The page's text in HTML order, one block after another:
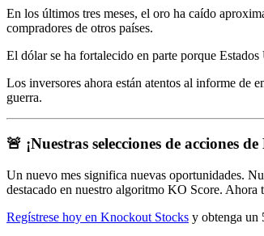
En los últimos tres meses, el oro ha caído
compradores de otros países.
El dólar se ha fortalecido en parte porque
Los inversores ahora están atentos al informe de
guerra.
🚨 ¡Nuestras selecciones de acciones
Un nuevo mes significa nuevas oportunidades.
destacado en nuestro algoritmo KO Score. Ahora
Regístrese hoy en Knockout Stocks y obtenga un